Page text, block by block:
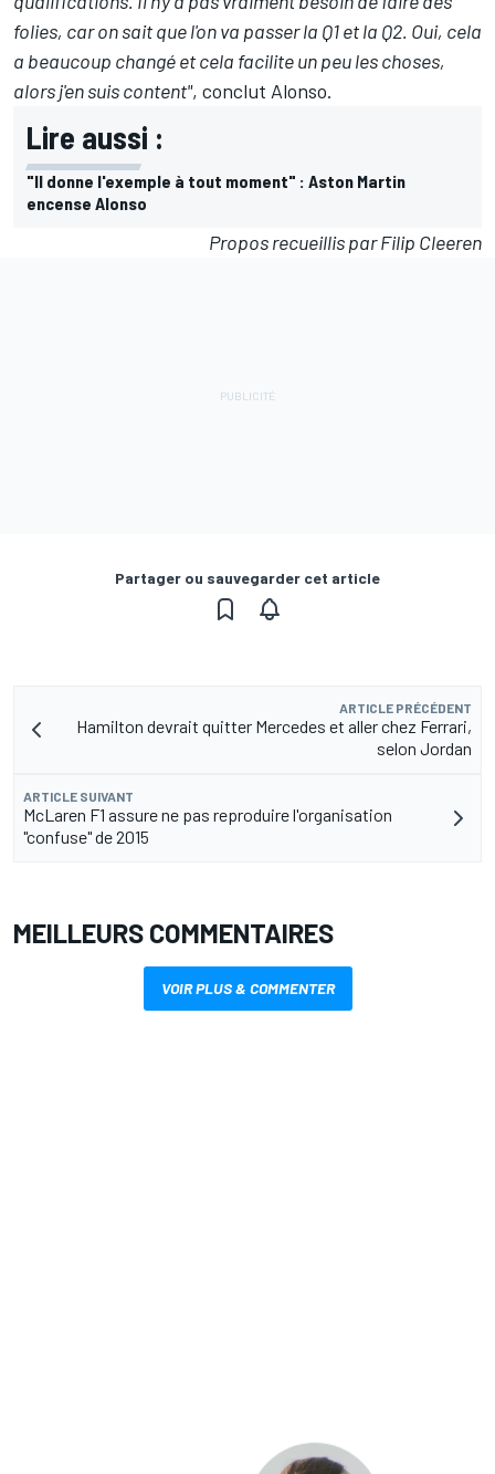
folies, car on sait que l'on va passer la Q1 et la Q2. Oui, cela
a beaucoup changé et cela facilite un peu les choses,
alors j'en suis content", conclut Alonso.
Lire aussi :
"Il donne l'exemple à tout moment" : Aston Martin
encense Alonso
Propos recueillis par Filip Cleeren
Partager ou sauvegarder cet article
ARTICLE PRÉCÉDENT
Hamilton devrait quitter Mercedes et aller chez Ferrari,
selon Jordan
ARTICLE SUIVANT
McLaren F1 assure ne pas reproduire l'organisation
"confuse" de 2015
MEILLEURS COMMENTAIRES
VOIR PLUS & COMMENTER